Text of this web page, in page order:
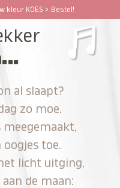
kleur KOES > Bestel!
al slaapt?
zo moe.
meegemaakt,
toe.
licht uitging,
de maan: